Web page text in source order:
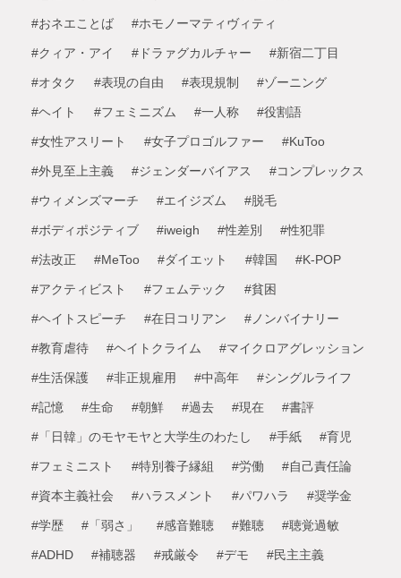
#おネエことば #ホモノーマティヴィティ
#クィア・アイ #ドラァグカルチャー #新宿二丁目
#オタク #表現の自由 #表現規制 #ゾーニング
#ヘイト #フェミニズム #一人称 #役割語
#女性アスリート #女子プロゴルファー #KuToo
#外見至上主義 #ジェンダーバイアス #コンプレックス
#ウィメンズマーチ #エイジズム #脱毛
#ボディポジティブ #iweigh #性差別 #性犯罪
#法改正 #MeToo #ダイエット #韓国 #K-POP
#アクティビスト #フェムテック #貧困
#ヘイトスピーチ #在日コリアン #ノンバイナリー
#教育虐待 #ヘイトクライム #マイクロアグレッション
#生活保護 #非正規雇用 #中高年 #シングルライフ
#記憶 #生命 #朝鮮 #過去 #現在 #書評
#「日韓」のモヤモヤと大学生のわたし #手紙 #育児
#フェミニスト #特別養子縁組 #労働 #自己責任論
#資本主義社会 #ハラスメント #パワハラ #奨学金
#学歴 #「弱さ」 #感音難聴 #難聴 #聴覚過敏
#ADHD #補聴器 #戒厳令 #デモ #民主主義